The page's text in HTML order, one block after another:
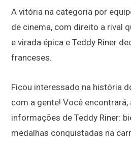
A vitória na categoria por
de cinema, com direito a rival
e virada épica e Teddy Riner
franceses.
Ficou interessado na história
com a gente! Você encontrará,
informações de Teddy Riner:
medalhas conquistadas na